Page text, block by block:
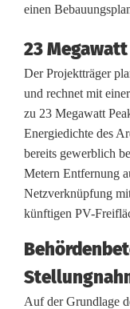
f
n
i
m
m
t
e
s
t
einen
23
Der Projektträger
und rechnet mit
zu 23 Megawatt
Energiedichte des
bereits gewerblich
Metern Entfernung
Netzverknüpfung
künftigen PV-
Auf der Grundlage